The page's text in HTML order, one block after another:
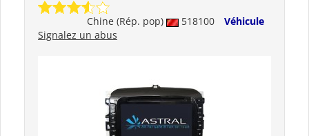
Chine (Rép. pop) 518100
Véhicule
Signalez un abus